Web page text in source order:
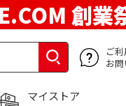
創業
ご
お
マイストア